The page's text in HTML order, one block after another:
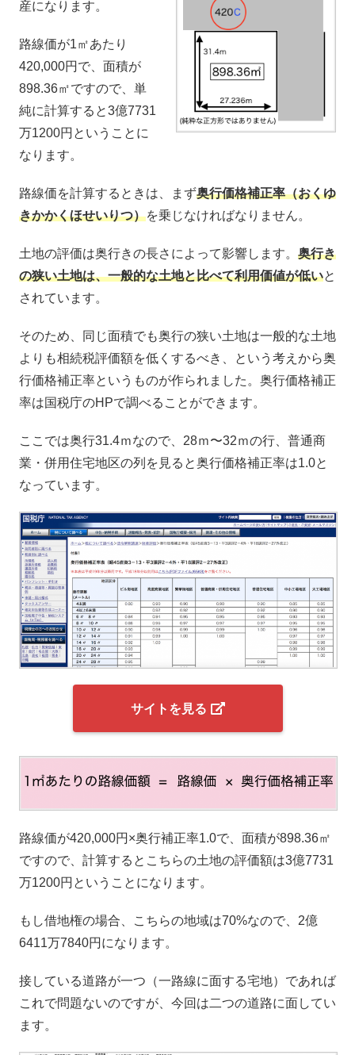
産になります。
路線価が1㎡あたり
420,000円で、面積が
898.36㎡ですので、単
純に計算すると3億7731
万1200円ということに
なります。
路線価を計算するときは、まず奥行価格補正率（おくゆ
きかかくほせいりつ）を乗じなければなりません。
土地の評価は奥行きの長さによって影響します。 奥行き
の狭い土地は、一般的な土地と比べて利用価値が低いと
されています。
そのため、同じ面積でも奥行の狭い土地は一般的な土地
よりも相続税評価額を低くするべき、という考えから奥
行価格補正率というものが作られました。奥行価格補正
率は国税庁のHPで調べることができます。
ここでは奥行31.4ｍなので、28ｍ〜32ｍの行、普通商
業・併用住宅地区の列を見ると奥行価格補正率は1.0と
なっています。
サイトを見る
路線価が420,000円×奥行補正率1.0で、面積が898.36㎡
ですので、計算するとこちらの土地の評価額は3億7731
万1200円ということになります。
もし借地権の場合、こちらの地域は70%なので、2億
6411万7840円になります。
接している道路が一つ（一路線に面する宅地）であれば
これで問題ないのですが、今回は二つの道路に面してい
ます。